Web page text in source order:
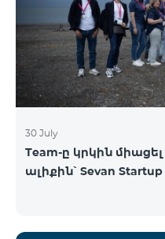
30 July
Team-ը կրկին
ալիքին՝ Sevan